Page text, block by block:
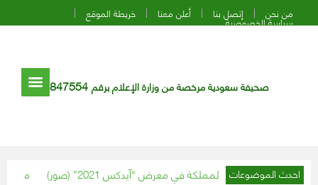
من نحن إتصل بنا أعلن معنا خريطة الموقع
سياسة الخصوصية
صحيفة سعودية مرخصة من وزارة الإعلام برقم 847554
احدث الموضوعات مجلس يزور جناح المملكة في معرض “آيدكس 2021” (صور)